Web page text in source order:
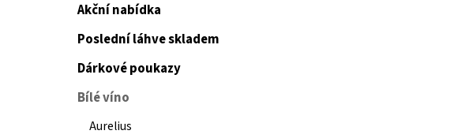
Akční nabídka
Poslední láhve skladem
Dárkové poukazy
Bílé víno
Aurelius